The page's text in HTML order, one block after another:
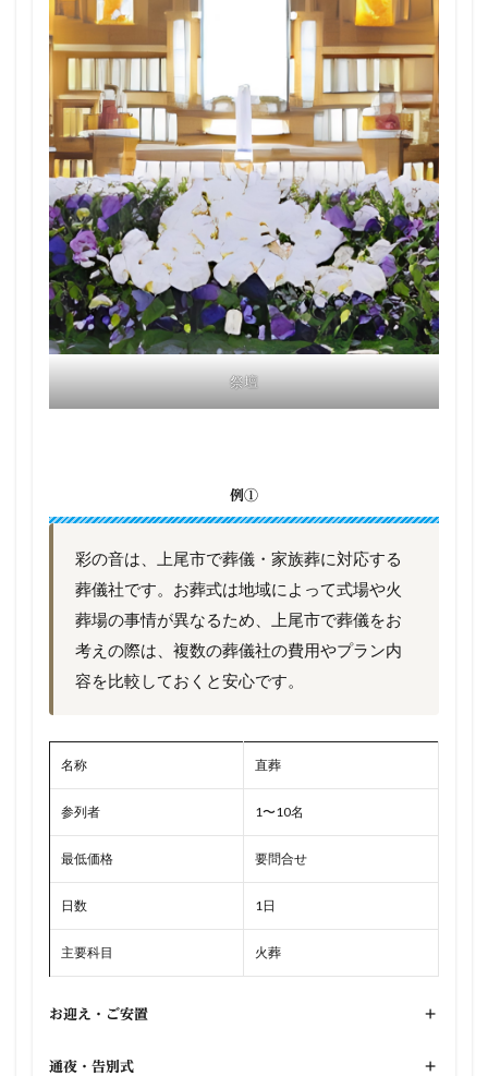
祭壇
例①
彩の音は、上尾市で葬儀・家族葬に対応する
葬儀社です。お葬式は地域によって式場や火
葬場の事情が異なるため、上尾市で葬儀をお
考えの際は、複数の葬儀社の費用やプラン内
容を比較しておくと安心です。
名称 直葬
参列者 1〜10名
最低価格 要問合せ
日数 1日
主要科目 火葬
お迎え・ご安置 +
通夜・告別式 +